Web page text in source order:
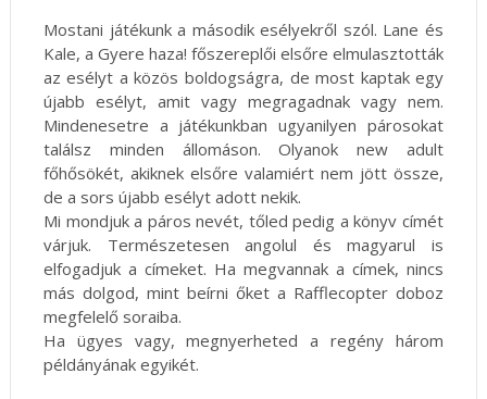
Mostani játékunk a második esélyekről szól. Lane és
Kale, a Gyere haza! főszereplői elsőre elmulasztották
az esélyt a közös boldogságra, de most kaptak egy
újabb esélyt, amit vagy megragadnak vagy nem.
Mindenesetre a játékunkban ugyanilyen párosokat
találsz minden állomáson. Olyanok new adult
főhősökét, akiknek elsőre valamiért nem jött össze,
de a sors újabb esélyt adott nekik.
Mi mondjuk a páros nevét, tőled pedig a könyv címét
várjuk. Természetesen angolul és magyarul is
elfogadjuk a címeket. Ha megvannak a címek, nincs
más dolgod, mint beírni őket a Rafflecopter doboz
megfelelő soraiba.
Ha ügyes vagy, megnyerheted a regény három
példányának egyikét.